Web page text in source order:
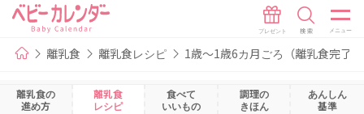
離乳食 離乳食レシピ 1歳～1歳6カ月ごろ（離乳食完了
離乳食の
進め方
離乳食
レシピ
食べて
いいもの
調理の
きほん
あんしん
基準